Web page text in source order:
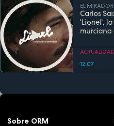
EL MIRADOR
Carlos
'Lionel',
murciana
estreno
12:07
Sobre ORM